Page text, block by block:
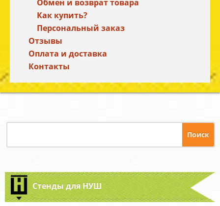
Обмен и возврат товара
Как купить?
Персональный заказ
Отзывы
Оплата и доставка
Контакты
Стенды для НУШ